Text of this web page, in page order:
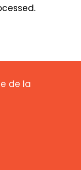
.
de la